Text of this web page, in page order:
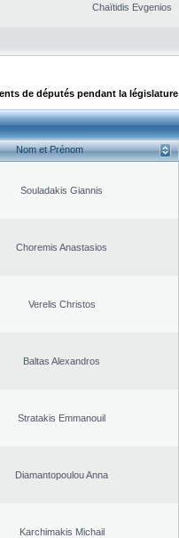
Chaïtidis Evgenios
de députés pendant la législature
Nom et Prénom
Souladakis Giannis
Choremis Anastasios
Verelis Christos
Baltas Alexandros
Stratakis Emmanouil
Diamantopoulou Anna
Karchimakis Michail